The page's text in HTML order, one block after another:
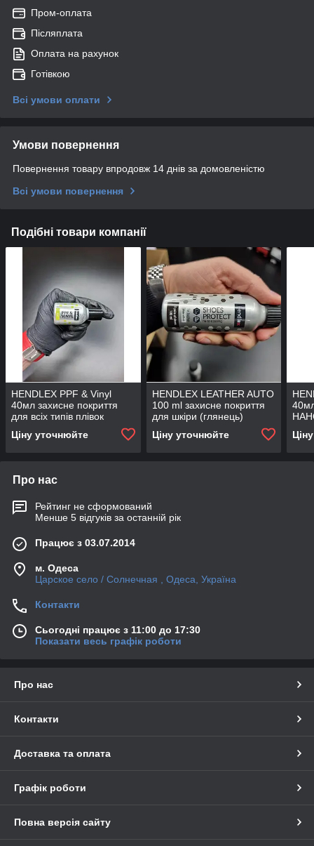
Пром-оплата
Післяплата
Оплата на рахунок
Готівкою
Всі умови оплати
Умови повернення
Повернення товару впродовж 14 днів за домовленістю
Всі умови повернення
Подібні товари компанії
HENDLEX PPF & Vinyl
40мл захисне покриття
для всіх типів плівок
автовинила.
Ціну уточнюйте
HENDLEX LEATHER AUTO
100 ml захисне покриття
для шкіри (глянець)
Ціну уточнюйте
Про нас
Рейтинг не сформований
Менше 5 відгуків за останній рік
Працює з 03.07.2014
м. Одеса
Царское село / Солнечная , Одеса, Україна
Контакти
Сьогодні працює з 11:00 до 17:30
Показати весь графік роботи
Про нас
Контакти
Доставка та оплата
Графік роботи
Повна версія сайту